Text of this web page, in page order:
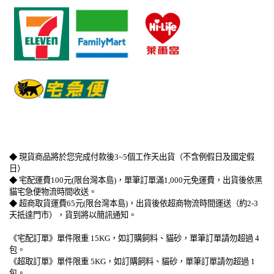
◆ 現貨商品將於您完成付款後3~5個工作天出貨（不含例假日及國定假
日）
◆ 宅配運費100元(限台灣本島)，單筆訂單滿1,000元免運費，出貨後依黑
貓宅急便物流時間收送。
◆ 超商取貨運費65元(限台灣本島)，出貨後依超商物流時間運送（約2-3
天抵達門市），貨到將以簡訊通知。
《宅配訂單》單件限重 15KG，如訂購飼料、貓砂，單筆訂單請勿超過 4
包。
《超取訂單》單件限重 5KG，如訂購飼料、貓砂，單筆訂單請勿超過 1